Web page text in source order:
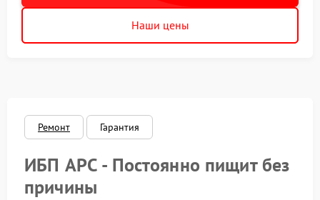
Наши цены
Ремонт Гарантия
ИБП APC - Постоянно пищит без
причины